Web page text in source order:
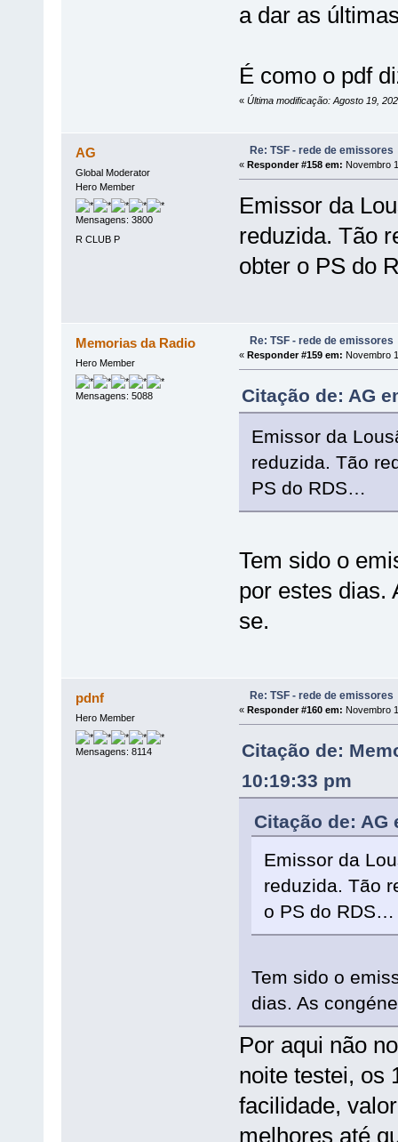
a dar as
É como o pdf
« Última modificação: Agosto 19,
AG
Global Moderator
Hero Member
Mensagens: 3800
R CLUB P
Re: TSF - rede de emissores
« Responder #158 em: Novembro
Emissor da
reduzida. Tão
obter o PS do
Memorias da Radio
Hero Member
Mensagens: 5088
Re: TSF - rede de emissores
« Responder #159 em: Novembro
Citação de: AG
Emissor da
reduzida. Tão
PS do RDS…
Tem sido o
por estes dias.
se.
pdnf
Hero Member
Mensagens: 8114
Re: TSF - rede de emissores
« Responder #160 em: Novembro
Citação de:
10:19:33 pm
Citação de: AG
Emissor da
reduzida. Tão
o PS do RDS…
Tem sido o
dias. As
Por aqui não
noite testei, os
facilidade,
melhores até